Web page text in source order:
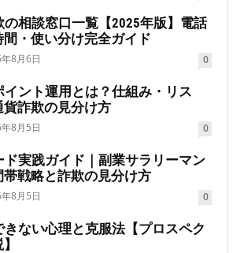
の相談窓口一覧【2025年版】電話
・使い分け完全ガイド
8月6日 0
イント運用とは？仕組み・リス
貨詐欺の見分け方
8月5日 0
ド実践ガイド｜副業サラリーマン
戦略と詐欺の見分け方
8月5日 0
きない心理と克服法【プロスペク